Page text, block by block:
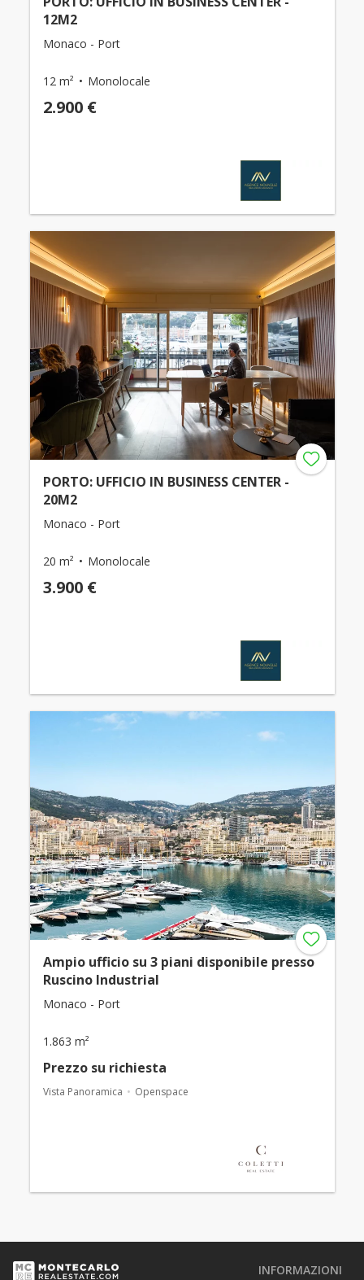
12M2
Monaco - Port
12 m² Monolocale
2.900 €
PORTO: UFFICIO IN BUSINESS CENTER -
20M2
Monaco - Port
20 m² Monolocale
3.900 €
Ampio ufficio su 3 piani disponibile presso
Ruscino Industrial
Monaco - Port
1.863 m²
Prezzo su richiesta
Vista Panoramica Openspace
INFORMAZIONI